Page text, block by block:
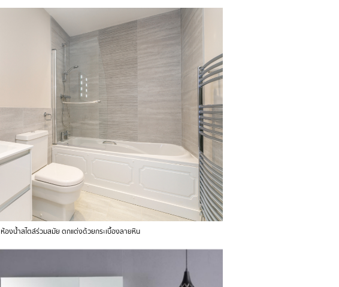
องน้ำสไตล์ร่วมสมัย ตกแต่งด้วยกระเบื้องลายหิน